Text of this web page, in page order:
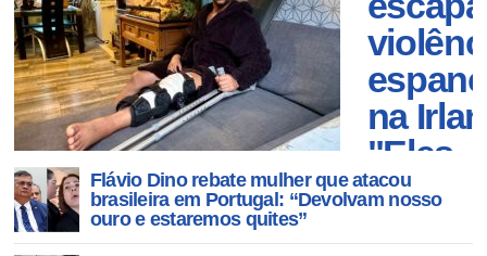
na
"Eles
tinham
Flávio Dino rebate mulher que atacou
brasileira em Portugal: “Devolvam nosso
ouro e estaremos quites”